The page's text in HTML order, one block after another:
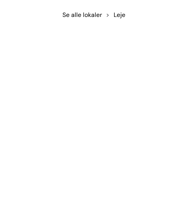
Se alle lokaler > Leje